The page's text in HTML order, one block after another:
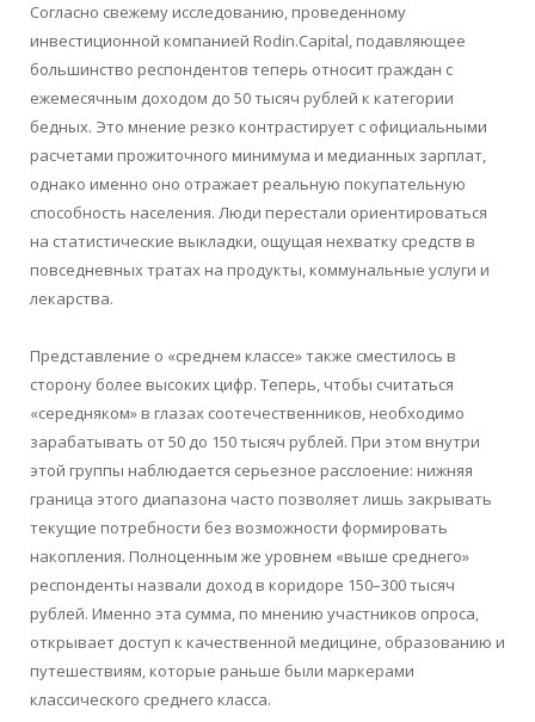
Согласно свежему исследованию, проведенному
инвестиционной компанией Rodin.Capital, подавляющее
большинство респондентов теперь относит граждан с
ежемесячным доходом до 50 тысяч рублей к категории
бедных. Это мнение резко контрастирует с официальными
расчетами прожиточного минимума и медианных зарплат,
однако именно оно отражает реальную покупательную
способность населения. Люди перестали ориентироваться
на статистические выкладки, ощущая нехватку средств в
повседневных тратах на продукты, коммунальные услуги и
лекарства.
Представление о «среднем классе» также сместилось в
сторону более высоких цифр. Теперь, чтобы считаться
«середняком» в глазах соотечественников, необходимо
зарабатывать от 50 до 150 тысяч рублей. При этом внутри
этой группы наблюдается серьезное расслоение: нижняя
граница этого диапазона часто позволяет лишь закрывать
текущие потребности без возможности формировать
накопления. Полноценным же уровнем «выше среднего»
респонденты назвали доход в коридоре 150–300 тысяч
рублей. Именно эта сумма, по мнению участников опроса,
открывает доступ к качественной медицине, образованию и
путешествиям, которые раньше были маркерами
классического среднего класса.